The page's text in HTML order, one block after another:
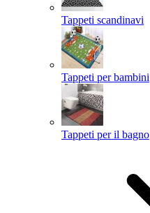
Tappeti scandinavi
Tappeti per bambini
Tappeti per il bagno